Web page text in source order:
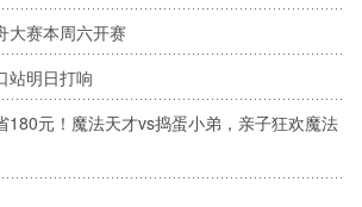
大赛本周六开赛
站明日打响
180元！魔法天才vs捣蛋小弟，亲子狂欢魔法